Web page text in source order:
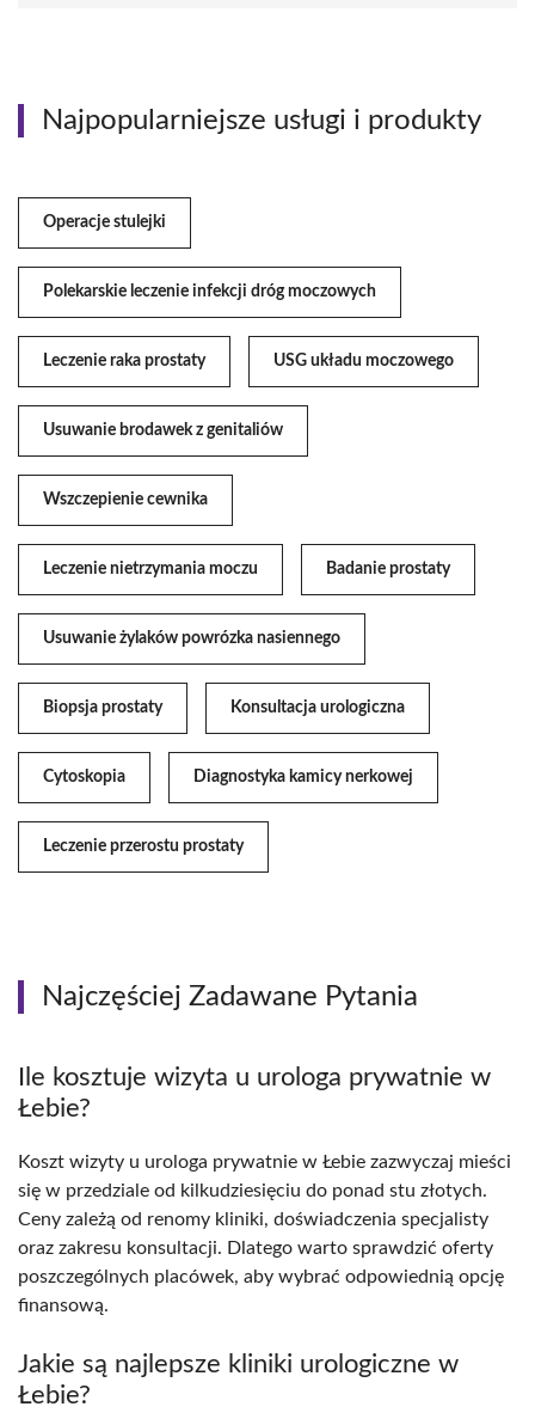
Najpopularniejsze usługi i produkty
Operacje stulejki
Polekarskie leczenie infekcji dróg moczowych
Leczenie raka prostaty USG układu moczowego
Usuwanie brodawek z genitaliów
Wszczepienie cewnika
Leczenie nietrzymania moczu Badanie prostaty
Usuwanie żylaków powrózka nasiennego
Biopsja prostaty Konsultacja urologiczna
Cytoskopia Diagnostyka kamicy nerkowej
Leczenie przerostu prostaty
Najczęściej Zadawane Pytania
Ile kosztuje wizyta u urologa prywatnie w
Łebie?
Koszt wizyty u urologa prywatnie w Łebie zazwyczaj mieści
się w przedziale od kilkudziesięciu do ponad stu złotych.
Ceny zależą od renomy kliniki, doświadczenia specjalisty
oraz zakresu konsultacji. Dlatego warto sprawdzić oferty
poszczególnych placówek, aby wybrać odpowiednią opcję
finansową.
Jakie są najlepsze kliniki urologiczne w
Łebie?